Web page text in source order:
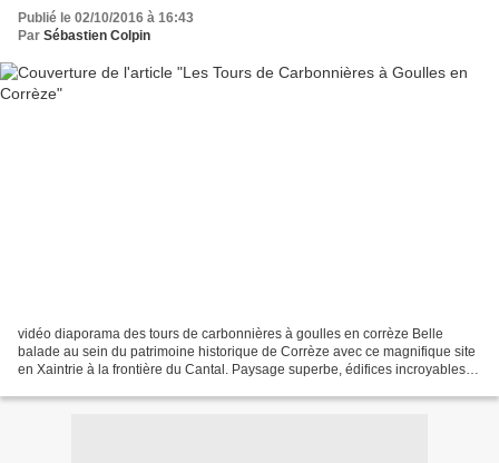
Publié le 02/10/2016 à 16:43
Par Sébastien Colpin
vidéo diaporama des tours de carbonnières à goulles en corrèze Belle
balade au sein du patrimoine historique de Corrèze avec ce magnifique site
en Xaintrie à la frontière du Cantal. Paysage superbe, édifices incroyables